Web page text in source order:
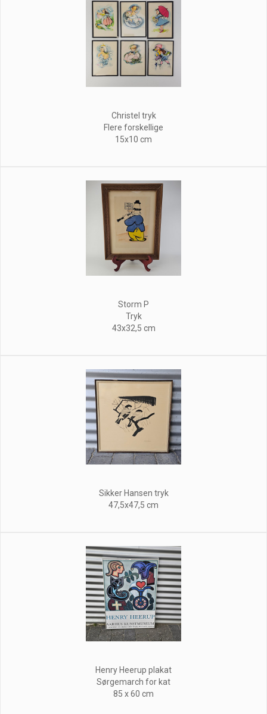
Christel tryk
Flere forskellige
15x10 cm
Storm P
Tryk
43x32,5 cm
Sikker Hansen tryk
47,5x47,5 cm
Henry Heerup plakat
Sørgemarch for kat
85 x 60 cm